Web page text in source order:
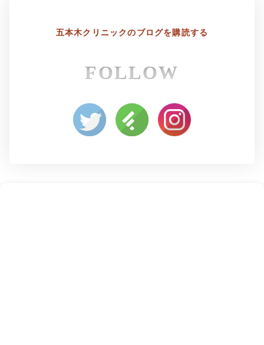
五本木クリニックのブログを購読する
FOLLOW